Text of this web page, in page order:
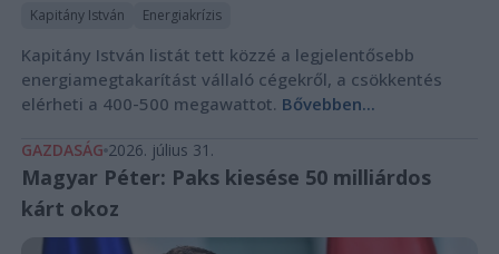
Kapitány István Energiakrízis
Kapitány István listát tett közzé a legjelentősebb
energiamegtakarítást vállaló cégekről, a csökkentés
elérheti a 400-500 megawattot. Bővebben...
GAZDASÁG 2026. július 31.
Magyar Péter: Paks kiesése 50 milliárdos
kárt okoz